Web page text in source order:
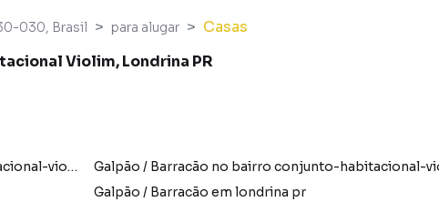
030, Brasil para alugar
Casas
Violim, Londrina PR
Imóveis para alugar no bairro conjunto-habitacional-violim em londrina pr
Galpão / Barracão em londrina pr